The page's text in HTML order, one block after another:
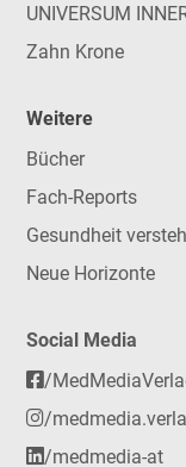
UNIVERSUM
Zahn Krone
Weitere
Bücher
Fach-Reports
Gesundheit
Neue Horizonte
Social Media
/
/
/medmedia-at